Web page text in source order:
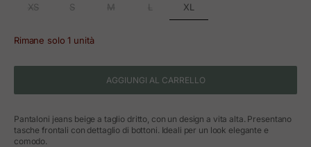
XS S M L XL
Rimane solo 1 unità
AGGIUNGI AL CARRELLO
Pantaloni jeans beige a taglio dritto, con un design a vita alta. Presentano
tasche frontali con dettaglio di bottoni. Ideali per un look elegante e
comodo.